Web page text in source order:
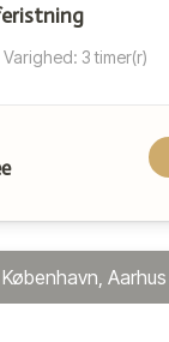
Varighed: 3timer(r)
København, Aarhus